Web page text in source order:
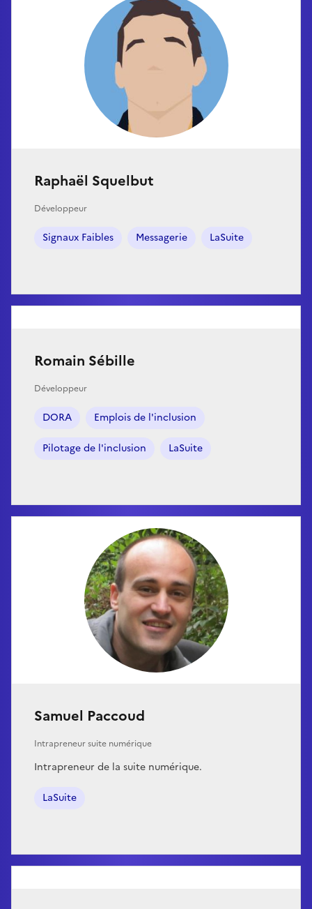
Raphaël Squelbut
Développeur
Signaux Faibles Messagerie LaSuite
Romain Sébille
Développeur
DORA Emplois de l'inclusion
Pilotage de l'inclusion LaSuite
Samuel Paccoud
Intrapreneur suite numérique
Intrapreneur de la suite numérique.
LaSuite